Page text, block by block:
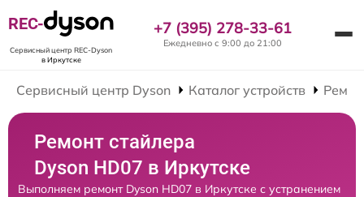
REC-
Сервисный центр REC-Dyson
в Иркутске
+7 (395) 278-33-61
Ежедневно с 9:00 до 21:00
Сервисный центр Dyson Каталог устройств
Ремонт стайлера
Dyson HD07 в Иркутске
Выполняем ремонт Dyson HD07 в Иркутске с устранением